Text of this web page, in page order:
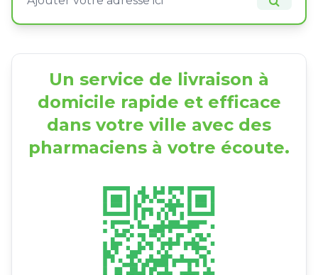
Un service de livraison à
domicile rapide et efficace
dans votre ville avec des
pharmaciens à votre écoute.